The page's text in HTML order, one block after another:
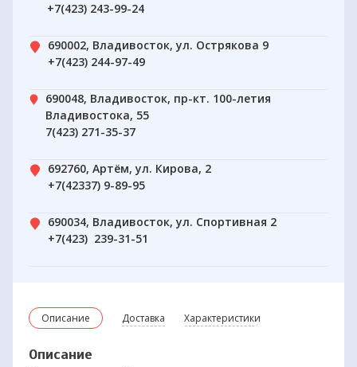
Описание Доставка Характеристики
Описание
+7(423) 243-99-24
690002, Владивосток, ул. Острякова 9
+7(423) 244-97-49
690048, Владивосток, пр-кт. 100-летия
Владивостока, 55
7(423) 271-35-37
692760, Артём, ул. Кирова, 2
+7(42337) 9-89-95
690034, Владивосток, ул. Спортивная 2
+7(423) 239-31-51